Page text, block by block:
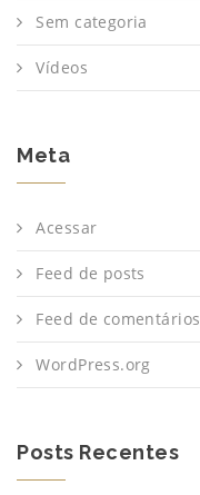
Sem categoria
Vídeos
Meta
Acessar
Feed de posts
Feed de comentários
WordPress.org
Posts Recentes